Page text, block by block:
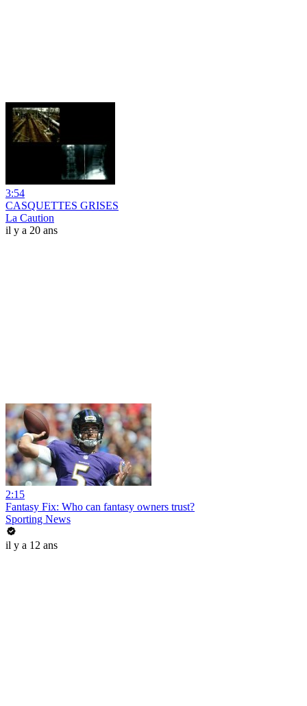
3:54
CASQUETTES GRISES
La Caution
il y a 20 ans
2:15
Fantasy Fix: Who can fantasy owners trust?
Sporting News
il y a 12 ans